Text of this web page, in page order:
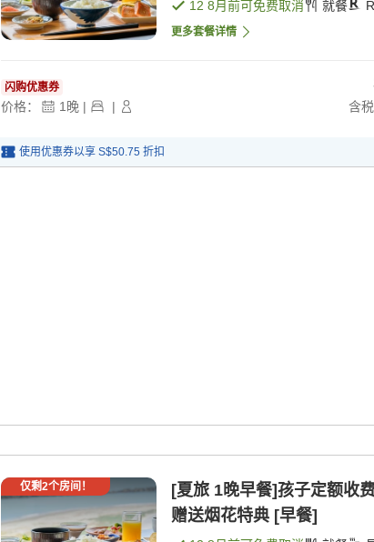
12 8月前可免费取消 就餐
更多套餐详情
闪购优惠券
价格： 1晚 | | 含
使用优惠券以享 S$50.75 折扣
仅剩2个房间！
[夏旅 1晚早餐]孩子定额收
赠送烟花特典 [早餐]